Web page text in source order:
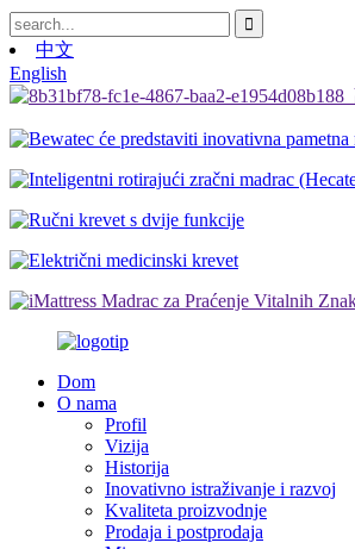
中文
English
Dom
O nama
Profil
Vizija
Historija
Inovativno istraživanje i razvoj
Kvaliteta proizvodnje
Prodaja i postprodaja